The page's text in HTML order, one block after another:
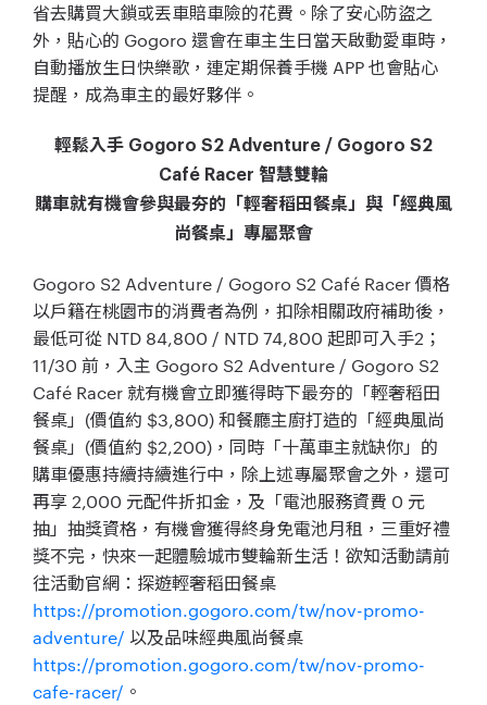
省去購買大鎖或丟車賠車險的花費。除了安心防盜之
外，貼心的 Gogoro 還會在車主生日當天啟動愛車時，
自動播放生日快樂歌，連定期保養手機 APP 也會貼心
提醒，成為車主的最好夥伴。
輕鬆入手 Gogoro S2 Adventure / Gogoro S2
Café Racer 智慧雙輪
購車就有機會參與最夯的「輕奢稻田餐桌」與「經典風
尚餐桌」專屬聚會
Gogoro S2 Adventure / Gogoro S2 Café Racer 價格
以戶籍在桃園市的消費者為例，扣除相關政府補助後，
最低可從 NTD 84,800 / NTD 74,800 起即可入手2；
11/30 前，入主 Gogoro S2 Adventure / Gogoro S2
Café Racer 就有機會立即獲得時下最夯的「輕奢稻田
餐桌」(價值約 $3,800) 和餐廳主廚打造的「經典風尚
餐桌」(價值約 $2,200)，同時「十萬車主就缺你」的
購車優惠持續持續進行中，除上述專屬聚會之外，還可
再享 2,000 元配件折扣金，及「電池服務資費 0 元
抽」抽獎資格，有機會獲得終身免電池月租，三重好禮
獎不完，快來一起體驗城市雙輪新生活！欲知活動請前
往活動官網：探遊輕奢稻田餐桌
https://promotion.gogoro.com/tw/nov-promo-
adventure/ 以及品味經典風尚餐桌
https://promotion.gogoro.com/tw/nov-promo-
cafe-racer/ 。